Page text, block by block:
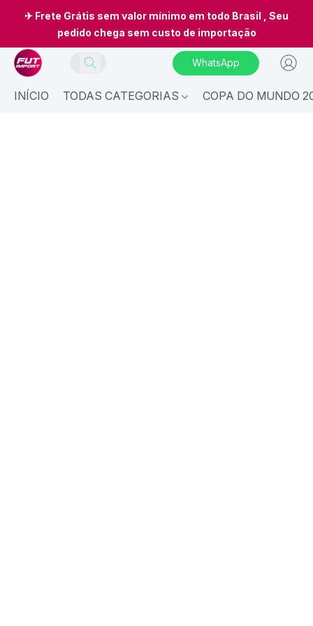
✈ Frete Grátis sem valor mínimo em todo Brasil , Seu
pedido chega sem custo de importação
WhatsApp
INÍCIO TODAS CATEGORIAS COPA DO MUNDO